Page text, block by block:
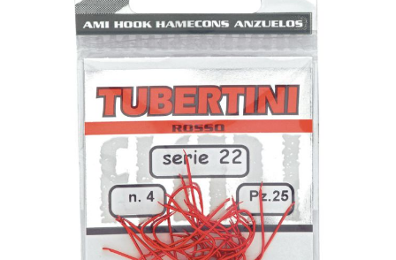
afbeeldingen-